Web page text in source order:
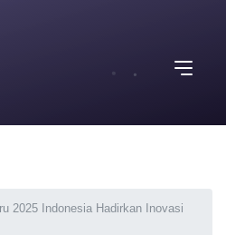
2025 Indonesia Hadirkan Inovasi